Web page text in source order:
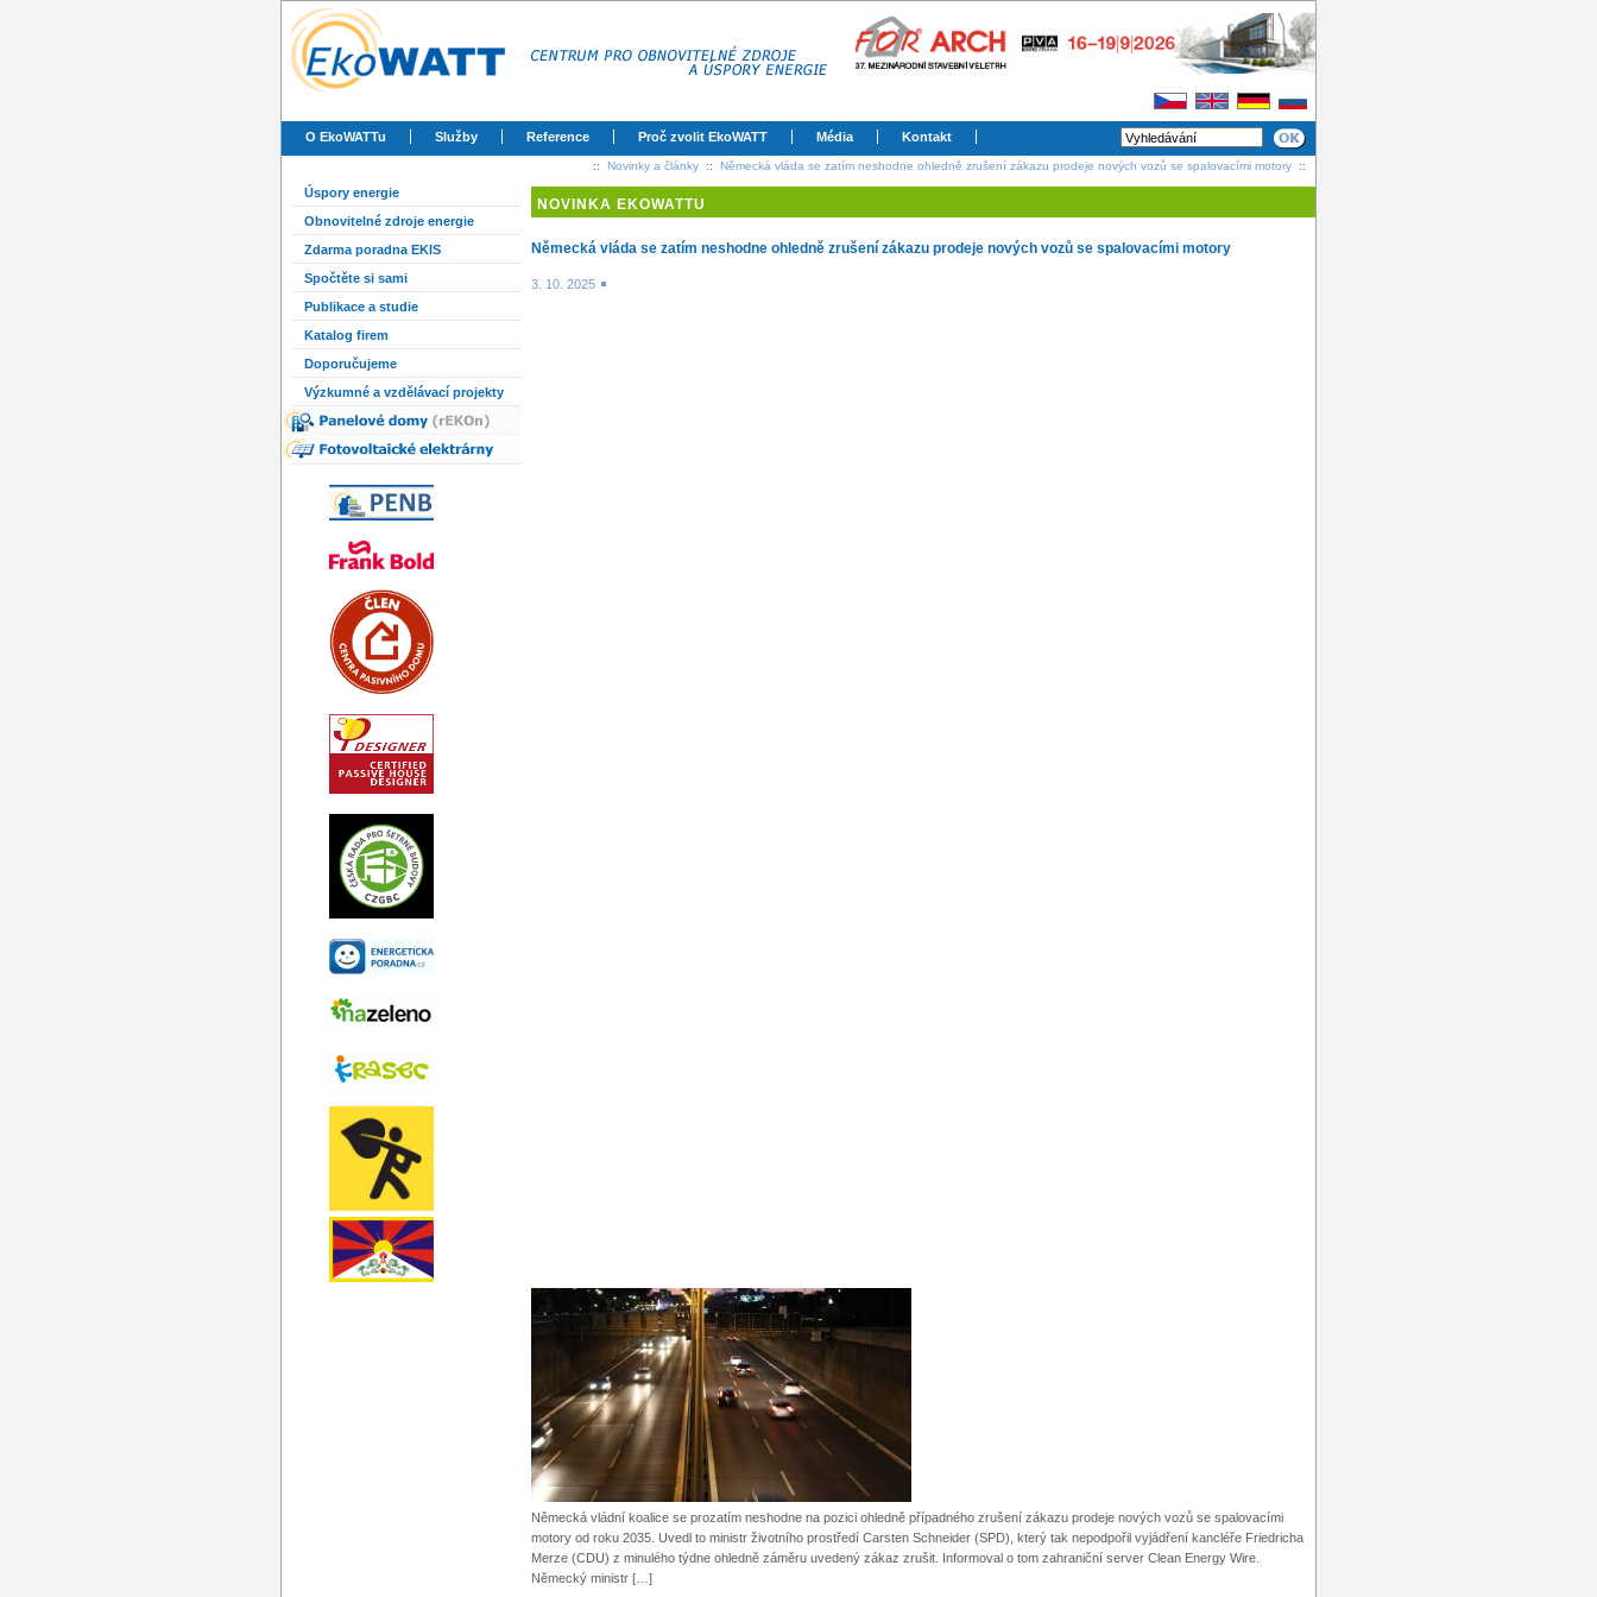
O EkoWATTu Služby Reference Proč zvolit EkoWATT Média Kontakt
:: Novinky a články :: Německá vláda se zatím neshodne ohledně zrušení zákazu prodeje nových vozů se spalovacími motory ::
Úspory energie
Obnovitelné zdroje energie
Zdarma poradna EKIS
Spočtěte si sami
Publikace a studie
Katalog firem
Doporučujeme
Výzkumné a vzdělávací projekty
NOVINKA EKOWATTU
Německá vláda se zatím neshodne ohledně zrušení zákazu prodeje nových vozů se spalovacími motory
3. 10. 2025
Německá vládní koalice se prozatím neshodne na pozici ohledně případného zrušení zákazu prodeje nových vozů se spalovacími
motory od roku 2035. Uvedl to ministr životního prostředí Carsten Schneider (SPD), který tak nepodpořil vyjádření kancléře Friedricha
Merze (CDU) z minulého týdne ohledně záměru uvedený zákaz zrušit. Informoval o tom zahraniční server Clean Energy Wire.
Německý ministr […]